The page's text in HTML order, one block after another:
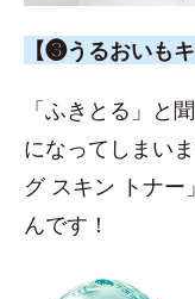
【❸うるおいもキ
「ふきとる」と
になってしまい
グ スキン トナー
んです！